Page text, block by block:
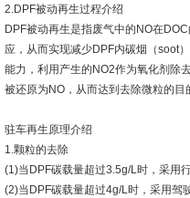
2.DPF被动再生过程介绍
DPF被动再生是指废气中的NO在
应，从而实现减少DPF内碳烟（soot
能力，利用产生的NO2作为氧化剂除
被还原为NO，从而达到去除微粒的目
驻车再生原理介绍
1.颗粒的去除
(1)当DPF碳载量超过3.5g/L时，采用
(2)当DPF碳载量超过4g/L时，采用驾